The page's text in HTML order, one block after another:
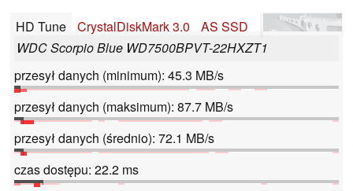
HD Tune CrystalDiskMark 3.0
AS SSD
WDC Scorpio Blue WD7500BPVT-22HXZT1
przesył danych (minimum): 45.3 MB/s
przesył danych (maksimum): 87.7 MB/s
przesył danych (średnio): 72.1 MB/s
czas dostępu: 22.2 ms